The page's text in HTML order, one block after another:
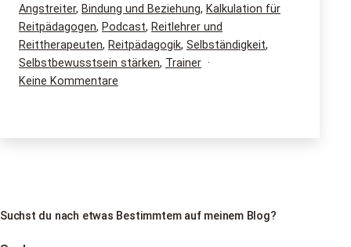
mit
mir
zusammenarbeiten
kannst
am
Kategorisiert
als
Angstreiter, Bindung und Beziehung, Kalkulation für
Reitpädagogen, Podcast, Reitlehrer und
Reittherapeuten, Reitpädagogik, Selbständigkeit,
Selbstbewusstsein stärken, Trainer
Keine Kommentare
Suchst du nach etwas Bestimmtem auf meinem Blog?